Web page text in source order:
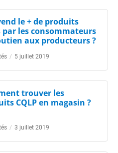
le + de produits
par les consommateurs
aux producteurs ?
/ 5 juillet 2019
trouver les
CQLP en magasin ?
/ 3 juillet 2019